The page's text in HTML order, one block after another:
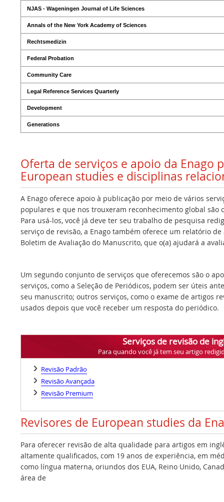
NJAS - Wageningen Journal of Life Sciences
Annals of the New York Academy of Sciences
Rechtsmedizin
Federal Probation
Community Care
Legal Reference Services Quarterly
Development
Generations
Oferta de serviços e apoio da Enago
European studies e disciplinas
A Enago oferece apoio à publicação por meio de vários
populares e que nos trouxeram reconhecimento global são
Para usá-los, você já deve ter seu trabalho de pesquisa
serviço de revisão, a Enago também oferece um relatório
Boletim de Avaliação do Manuscrito, que o(a) ajudará a
Um segundo conjunto de serviços que oferecemos são o
serviços, como a Seleção de Periódicos, podem ser úteis
seu manuscrito; outros serviços, como o exame de artigos
usados depois que você receber um resposta do periódico.
Serviços de revisão de
Para quando você já tem seu artigo
Revisão Padrão
Revisão Avançada
Revisão Premium
Revisores de European studies da
Para oferecer revisão de alta qualidade para artigos em
altamente qualificados, com 19 anos de experiência, em
como língua materna, oriundos dos EUA, Reino Unido,
área de